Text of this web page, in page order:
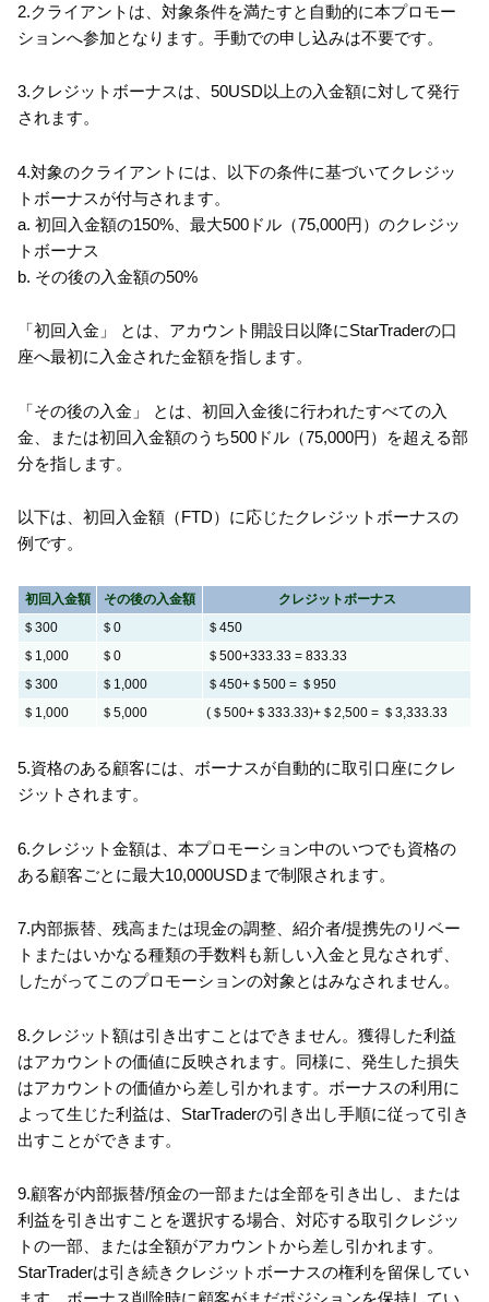
2.クライアントは、対象条件を満たすと自動的に本プロモー
ションへ参加となります。手動での申し込みは不要です。
3.クレジットボーナスは、50USD以上の入金額に対して発行
されます。
4.対象のクライアントには、以下の条件に基づいてクレジッ
トボーナスが付与されます。
a. 初回入金額の150%、最大500ドル（75,000円）のクレジッ
トボーナス
b. その後の入金額の50%
「初回入金」 とは、アカウント開設日以降にStarTraderの口
座へ最初に入金された金額を指します。
「その後の入金」 とは、初回入金後に行われたすべての入
金、または初回入金額のうち500ドル（75,000円）を超える部
分を指します。
以下は、初回入金額（FTD）に応じたクレジットボーナスの
例です。
初回入金額 その後の入金額
クレジットボーナス
＄300
＄0
＄450
＄1,000
＄0
＄500+333.33 = 833.33
＄300
＄1,000
＄450+＄500 = ＄950
＄1,000
＄5,000 (＄500+＄333.33)+＄2,500 = ＄3,333.33
5.資格のある顧客には、ボーナスが自動的に取引口座にクレ
ジットされます。
6.クレジット金額は、本プロモーション中のいつでも資格の
ある顧客ごとに最大10,000USDまで制限されます。
7.内部振替、残高または現金の調整、紹介者/提携先のリベー
トまたはいかなる種類の手数料も新しい入金と見なされず、
したがってこのプロモーションの対象とはみなされません。
8.クレジット額は引き出すことはできません。獲得した利益
はアカウントの価値に反映されます。同様に、発生した損失
はアカウントの価値から差し引かれます。ボーナスの利用に
よって生じた利益は、StarTraderの引き出し手順に従って引き
出すことができます。
9.顧客が内部振替/預金の一部または全部を引き出し、または
利益を引き出すことを選択する場合、対応する取引クレジッ
トの一部、または全額がアカウントから差し引かれます。
StarTraderは引き続きクレジットボーナスの権利を留保してい